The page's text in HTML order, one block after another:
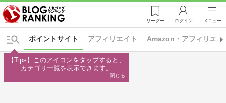
リーダー ログイン メニュー
アフィリエイト Amazon・アフィリエイ
ポイントサイト
【Tips】このアイコンをタップすると、
カテゴリ一覧を表示できます。
閉じる